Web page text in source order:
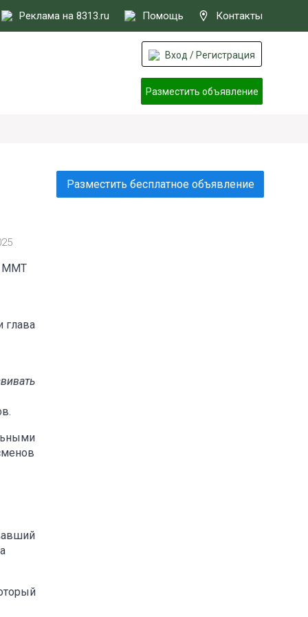
Реклама на 8313.ru Помощь Контакты
Вход / Регистрация
Разместить объявление
глава
Разместить бесплатное объявление